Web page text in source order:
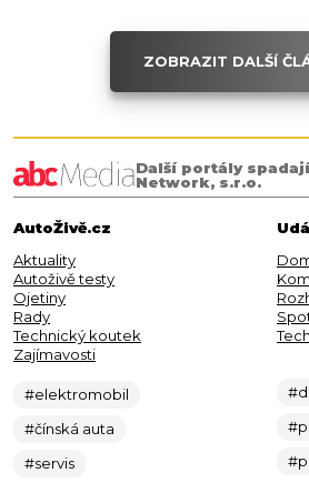
ZOBRAZIT DALŠÍ
Další portály
Network, s.r.o.
AutoŽivě.cz
Aktuality
Autoživě testy
Ojetiny
Rady
Technický koutek
Zajímavosti
#elektromobil
#čínská auta
#servis